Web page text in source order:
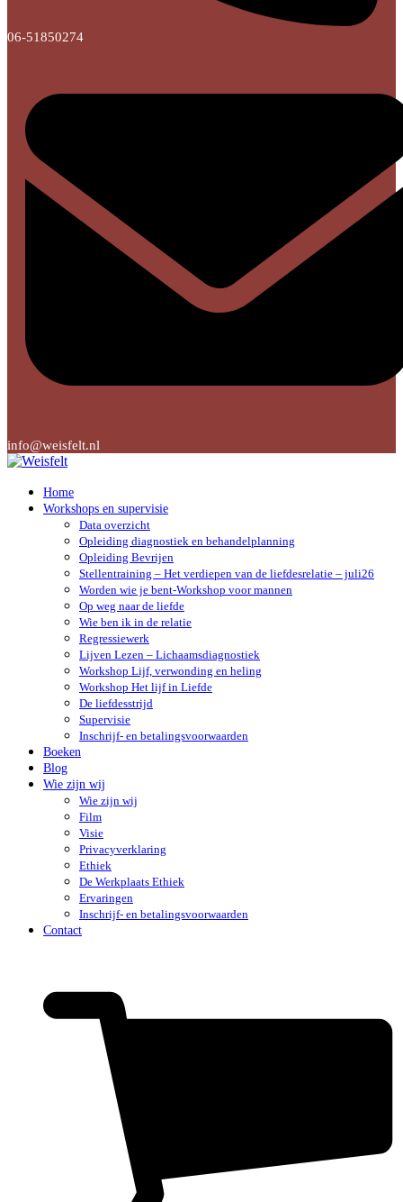
06-51850274
info@weisfelt.nl
Home
Workshops en supervisie
Data overzicht
Opleiding diagnostiek en behandelplanning
Opleiding Bevrijen
Stellentraining – Het verdiepen van de liefdesrelatie – juli26
Worden wie je bent-Workshop voor mannen
Op weg naar de liefde
Wie ben ik in de relatie
Regressiewerk
Lijven Lezen – Lichaamsdiagnostiek
Workshop Lijf, verwonding en heling
Workshop Het lijf in Liefde
De liefdesstrijd
Supervisie
Inschrijf- en betalingsvoorwaarden
Boeken
Blog
Wie zijn wij
Wie zijn wij
Film
Visie
Privacyverklaring
Ethiek
De Werkplaats Ethiek
Ervaringen
Inschrijf- en betalingsvoorwaarden
Contact